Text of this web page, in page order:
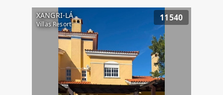
XANGRI-LÁ
Villas Resort
11540